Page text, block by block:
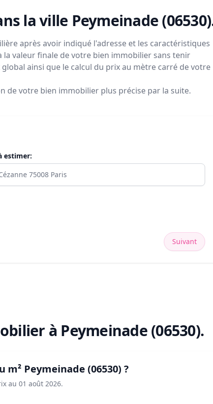
la ville Peymeinade (06530)
après avoir indiqué l'adresse et les caractéristiques
valeur finale de votre bien immobilier sans tenir
ainsi que le calcul du prix au mètre carré de votre
de votre bien immobilier plus précise par la suite.
estimer:
Suivant
à Peymeinade (06530).
m² Peymeinade (06530) ?
au 01 août 2026.